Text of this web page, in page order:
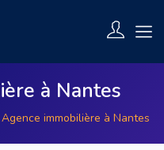
à Nantes
Agence immobilière à Nantes